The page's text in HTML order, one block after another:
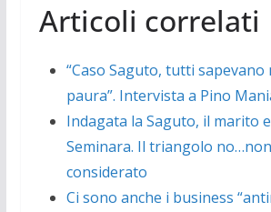
Articoli correlati
“Caso Saguto, tutti sapevano
paura”. Intervista a Pino
Indagata la Saguto, il marito
Seminara. Il triangolo no…non
considerato
Ci sono anche i business